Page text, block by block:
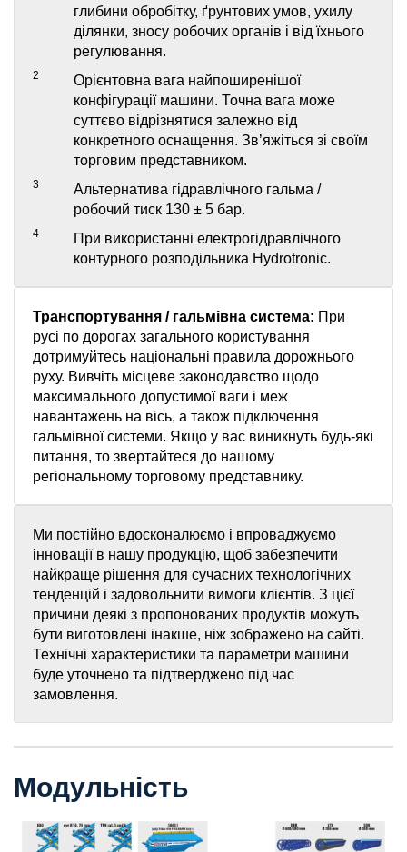
глибини обробітку, ґрунтових умов, ухилу
ділянки, зносу робочих органів і від їхнього
регулювання.
2
Орієнтовна вага найпоширенішої
конфігурації машини. Точна вага може
суттєво відрізнятися залежно від
конкретного оснащення. Зв’яжіться зі своїм
торговим представником.
3
Альтернатива гідравлічного гальма /
робочий тиск 130 ± 5 бар.
4
При використанні електрогідравлічного
контурного розподільника Hydrotronic.
Транспортування / гальмівна система: При
русі по дорогах загального користування
дотримуйтесь національні правила дорожнього
руху. Вивчіть місцеве законодавство щодо
максимального допустимої ваги і меж
навантажень на вісь, а також підключення
гальмівної системи. Якщо у вас виникнуть будь-які
питання, то звертайтеся до нашому
регіональному торговому представнику.
Ми постійно вдосконалюємо і впроваджуємо
інновації в нашу продукцію, щоб забезпечити
найкраще рішення для сучасних технологічних
тенденцій і задовольнити вимоги клієнтів. З цієї
причини деякі з пропонованих продуктів можуть
бути виготовлені інакше, ніж зображено на сайті.
Технічні характеристики та параметри машини
буде уточнено та підтверджено під час
замовлення.
Модульність